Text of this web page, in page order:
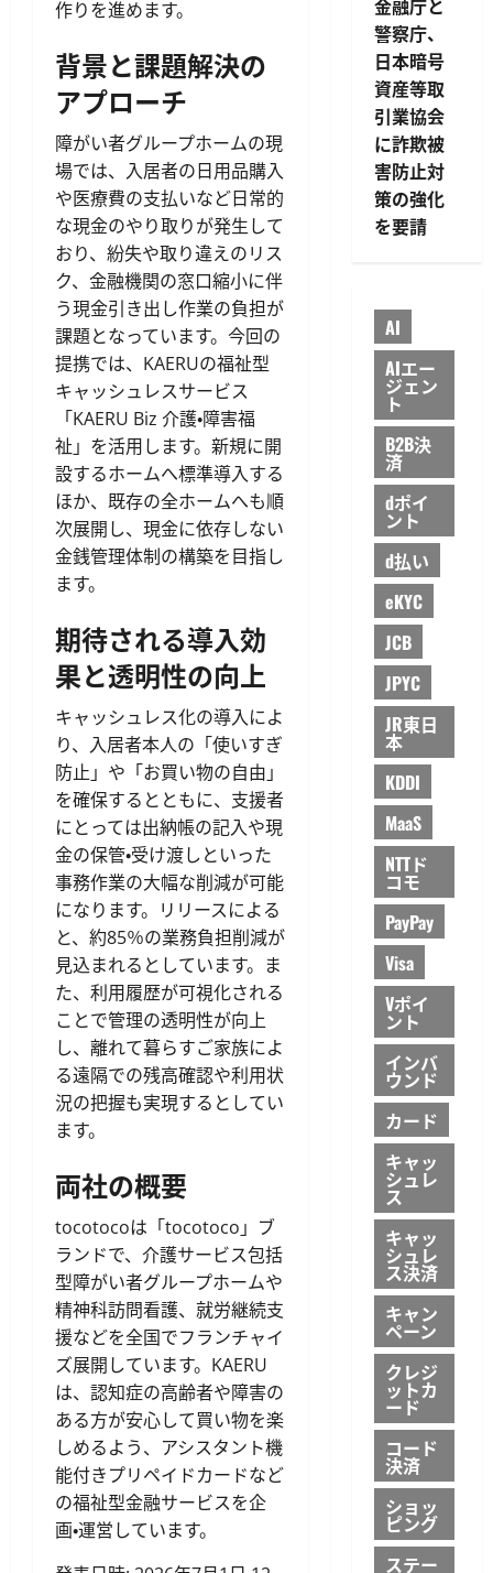
作りを進めます。
背景と課題解決の
アプローチ
障がい者グループホームの現
場では、入居者の日用品購入
や医療費の支払いなど日常的
な現金のやり取りが発生して
おり、紛失や取り違えのリス
ク、金融機関の窓口縮小に伴
う現金引き出し作業の負担が
課題となっています。今回の
提携では、KAERUの福祉型
キャッシュレスサービス
「KAERU Biz 介護・障害福
祉」を活用します。新規に開
設するホームへ標準導入する
ほか、既存の全ホームへも順
次展開し、現金に依存しない
金銭管理体制の構築を目指し
ます。
期待される導入効
果と透明性の向上
キャッシュレス化の導入によ
り、入居者本人の「使いすぎ
防止」や「お買い物の自由」
を確保するとともに、支援者
にとっては出納帳の記入や現
金の保管・受け渡しといった
事務作業の大幅な削減が可能
になります。リリースによる
と、約85％の業務負担削減が
見込まれるとしています。ま
た、利用履歴が可視化される
ことで管理の透明性が向上
し、離れて暮らすご家族によ
る遠隔での残高確認や利用状
況の把握も実現するとしてい
ます。
両社の概要
tocotocoは「tocotoco」ブ
ランドで、介護サービス包括
型障がい者グループホームや
精神科訪問看護、就労継続支
援などを全国でフランチャイ
ズ展開しています。KAERU
は、認知症の高齢者や障害の
ある方が安心して買い物を楽
しめるよう、アシスタント機
能付きプリペイドカードなど
の福祉型金融サービスを企
画・運営しています。
金融庁と
警察庁、
日本暗号
資産等取
引業協会
に詐欺被
害防止対
策の強化
を要請
AI
AIエー
ジェン
ト
B2B決
済
dポイ
ント
d払い
eKYC
JCB
JPYC
JR東日
本
KDDI
MaaS
NTTド
コモ
PayPay
Visa
Vポイ
ント
インバ
ウンド
カード
キャッ
シュレ
ス
キャッ
シュレ
ス決済
キャン
ペーン
クレジ
ットカ
ード
コード
決済
ショッ
ピング
ステー